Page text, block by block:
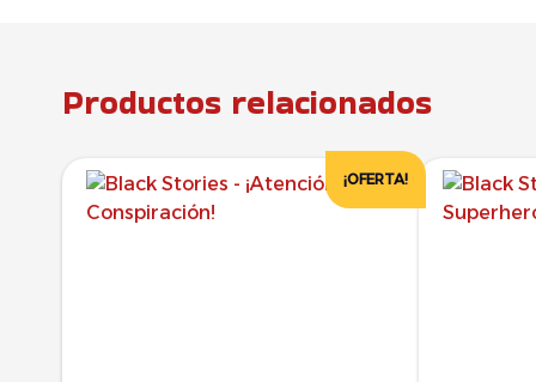
Productos relacionados
¡OFERTA!